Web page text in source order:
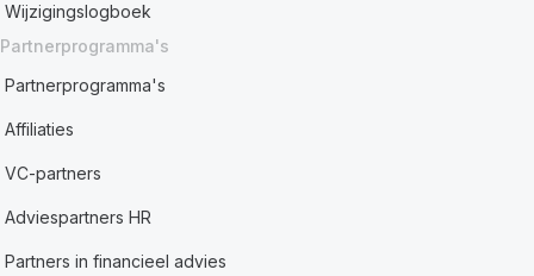
Wijzigingslogboek
Partnerprogramma's
Partnerprogramma's
Affiliaties
VC-partners
Adviespartners HR
Partners in financieel advies